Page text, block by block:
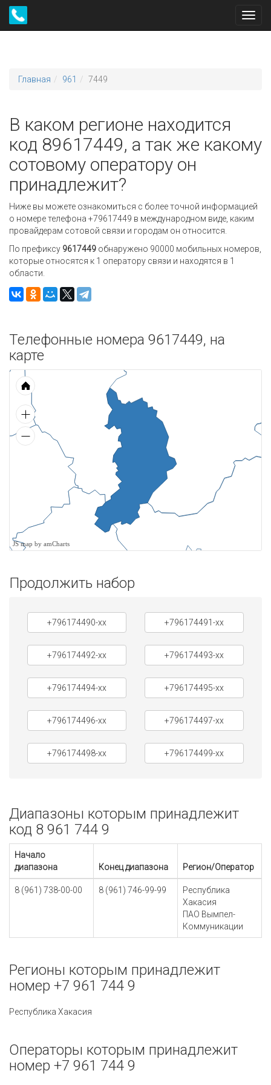
Главная 961 7449
В каком регионе находится
код 89617449, а так же какому
сотовому оператору он
принадлежит?
Ниже вы можете ознакомиться с более точной информацией
о номере телефона +79617449 в международном виде, каким
провайдерам сотовой связи и городам он относится.
По префиксу 9617449 обнаружено 90000 мобильных номеров,
которые относятся к 1 оператору связи и находятся в 1
области.
Телефонные номера 9617449, на
карте
JS map by amCharts
Продолжить набор
+796174490-xx +796174491-xx
+796174492-xx +796174493-xx
+796174494-xx +796174495-xx
+796174496-xx +796174497-xx
+796174498-xx +796174499-xx
Диапазоны которым принадлежит
код 8 961 744 9
Начало
диапазона
Конец диапазона Регион/Оператор
8 (961) 738-00-00 8 (961) 746-99-99
Республика
Хакасия
ПАО Вымпел-
Коммуникации
Регионы которым принадлежит
номер +7 961 744 9
Республика Хакасия
Операторы которым принадлежит
номер +7 961 744 9